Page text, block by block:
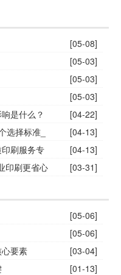
[05-08]
[05-03]
[05-03]
[05-03]
是什么？
[04-22]
选择标准_
[04-13]
刷服务专
[04-13]
印刷更省心
[03-31]
[05-06]
[05-06]
要素
[03-04]
[01-13]